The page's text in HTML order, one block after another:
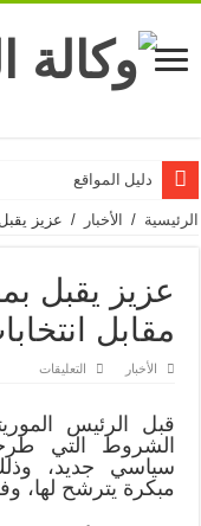
دليل المواقع
الرئيسية / الأخبار / عزيز
عزيز يقبل
مقابل
الأخبار التعليقات
مقابل
رئاسية
مبكرة
قبل الرئيس
الشروط التي
سياسي جديد،
مبكرة يترشح لها،